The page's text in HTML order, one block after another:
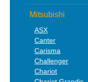
Mitsubishi
ASX
Canter
Carisma
Challenger
Chariot